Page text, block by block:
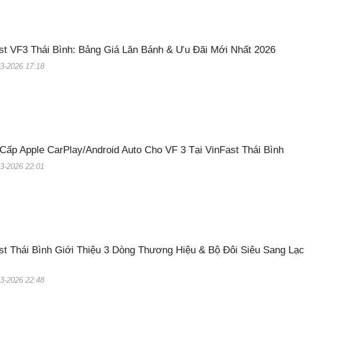
VF3 Thái Bình: Bảng Giá Lăn Bánh & Ưu Đãi Mới Nhất 2026
2026 17:18
Apple CarPlay/Android Auto Cho VF 3 Tại VinFast Thái Bình
2026 22:01
Thái Bình Giới Thiệu 3 Dòng Thương Hiệu & Bộ Đôi Siêu Sang Lạc
2026 22:48